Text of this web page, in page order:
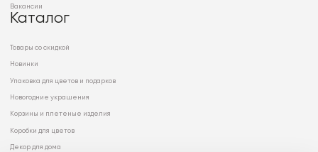
Вакансии
Каталог
Товары со скидкой
Новинки
Упаковка для цветов и подарков
Новогодние украшения
Корзины и плетеные изделия
Коробки для цветов
Декор для дома